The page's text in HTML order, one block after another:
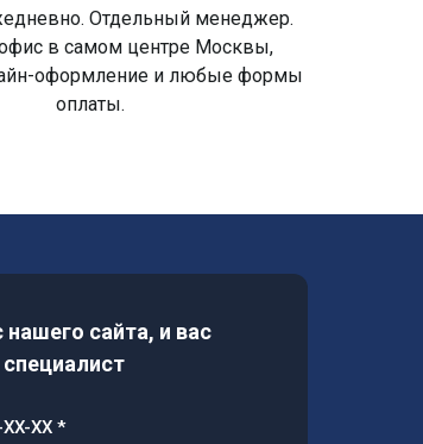
Отдельный менеджер.
в самом центре Москвы,
оформление и любые формы
оплаты.
сайта, и вас
XX *